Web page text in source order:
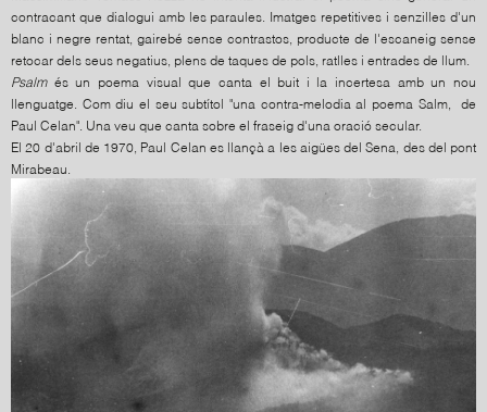
contracant que dialogui amb les paraules. Imatges repetitives i senzilles d'un
blanc i negre rentat, gairebé sense contrastos, producte de l'escaneig sense
retocar dels seus negatius, plens de taques de pols, ratlles i entrades de llum.
Psalmés un poema visual que canta el buit i la incertesa amb un nou
llenguatge. Com diu el seu subtítol "una contra-melodia al poema Salm, de
Paul Celan". Una veu que canta sobre el fraseig d'una oració secular.
El 20 d'abril de 1970, Paul Celan es llançà a les aigües del Sena, des del pont
Mirabeau.